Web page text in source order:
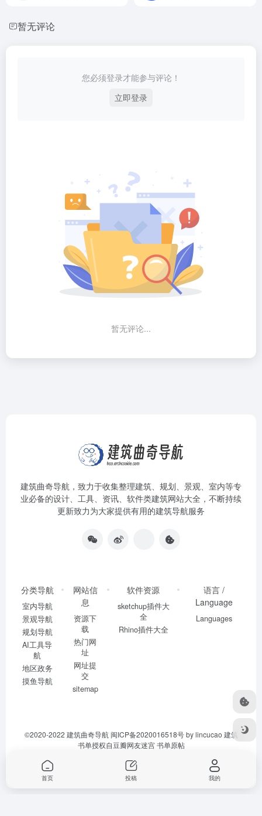
暂无评论
您必须登录才能参与评论！
立即登录
暂无评论...
建筑曲奇导航 ，致力于收集整理建筑、规划、景观、室内等专
业必备的设计、工具、资讯、软件类建筑网站大全，不断持续
更新致力为大家提供有用的建筑导航服务
分类导航
室内导航
景观导航
规划导航
AI工具导
航
地区政务
摸鱼导航
网站信
息
资源下
载
热门网
址
网址提
交
sitemap
软件资源
sketchup插件大
全
Rhino插件大全
语言 /
Language
Languages
©2020-2022 建筑曲奇导航 闽ICP备2020016518号by lincucao 建筑
书单授权自豆瓣网友迷宫书单原帖
首页 投稿 我的